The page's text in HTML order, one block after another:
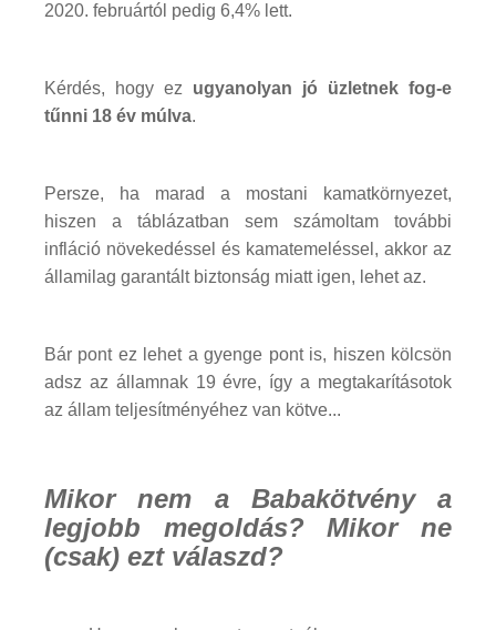
2020. februártól pedig 6,4% lett.
Kérdés, hogy ez ugyanolyan jó üzletnek fog-e
tűnni 18 év múlva.
Persze, ha marad a mostani kamatkörnyezet,
hiszen a táblázatban sem számoltam további
infláció növekedéssel és kamatemeléssel, akkor az
államilag garantált biztonság miatt igen, lehet az.
Bár pont ez lehet a gyenge pont is, hiszen kölcsön
adsz az államnak 19 évre, így a megtakarításotok
az állam teljesítményéhez van kötve...
Mikor nem a Babakötvény a
legjobb megoldás? Mikor ne
(csak) ezt válaszd?